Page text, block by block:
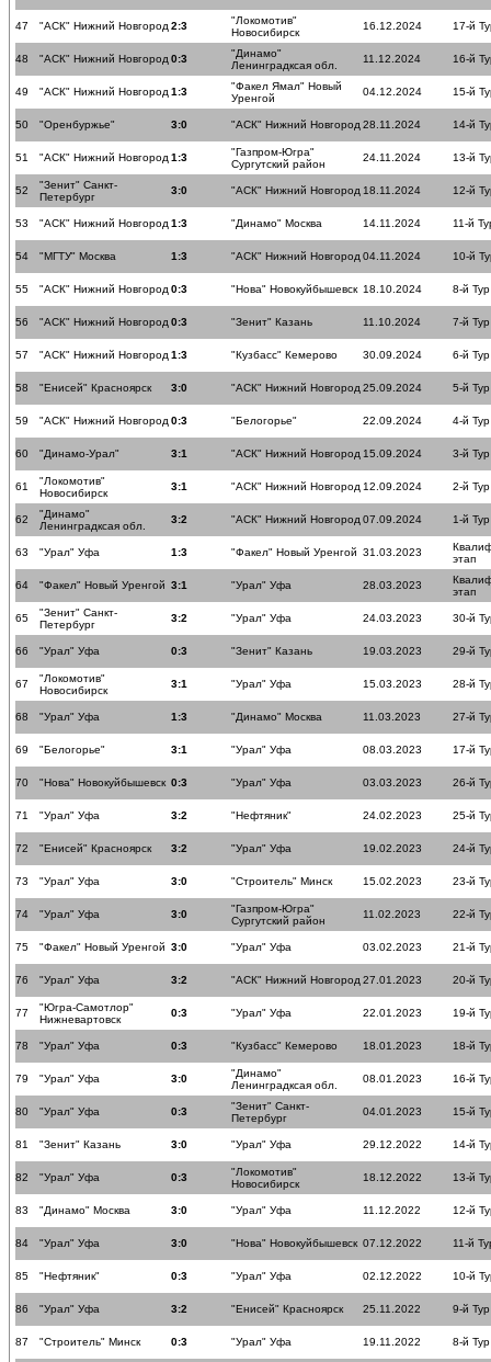
47 "АСК" Нижний Новгород 2:3
"Локомотив"
Новосибирск
16.12.2024 17-й
48 "АСК" Нижний Новгород 0:3
"Динамо"
Ленинградксая обл.
11.12.2024 16-й
49 "АСК" Нижний Новгород 1:3
"Факел Ямал" Новый
Уренгой
04.12.2024 15-й
50 "Оренбуржье" 3:0 "АСК" Нижний Новгород 28.11.2024 14-й
51 "АСК" Нижний Новгород 1:3
"Газпром-Югра"
Сургутский район
24.11.2024 13-й
52
"Зенит" Санкт-
Петербург
3:0 "АСК" Нижний Новгород 18.11.2024 12-й
53 "АСК" Нижний Новгород 1:3 "Динамо" Москва 14.11.2024 11-й
54 "МГТУ" Москва 1:3 "АСК" Нижний Новгород 04.11.2024 10-й
55 "АСК" Нижний Новгород 0:3 "Нова" Новокуйбышевск 18.10.2024 8-й Тур
56 "АСК" Нижний Новгород 0:3 "Зенит" Казань 11.10.2024 7-й Тур
57 "АСК" Нижний Новгород 1:3 "Кузбасс" Кемерово 30.09.2024 6-й Тур
58 "Енисей" Красноярск 3:0 "АСК" Нижний Новгород 25.09.2024 5-й Тур
59 "АСК" Нижний Новгород 0:3 "Белогорье" 22.09.2024 4-й Тур
60 "Динамо-Урал" 3:1 "АСК" Нижний Новгород 15.09.2024 3-й Тур
61
"Локомотив"
Новосибирск
3:1 "АСК" Нижний Новгород 12.09.2024 2-й Тур
62
"Динамо"
Ленинградксая обл.
3:2 "АСК" Нижний Новгород 07.09.2024 1-й Тур
63 "Урал" Уфа 1:3 "Факел" Новый Уренгой 31.03.2023
этап
64 "Факел" Новый Уренгой 3:1 "Урал" Уфа 28.03.2023
этап
65
"Зенит" Санкт-
Петербург
3:2 "Урал" Уфа 24.03.2023 30-й
66 "Урал" Уфа 0:3 "Зенит" Казань 19.03.2023 29-й
67
"Локомотив"
Новосибирск
3:1 "Урал" Уфа 15.03.2023 28-й
68 "Урал" Уфа 1:3 "Динамо" Москва 11.03.2023 27-й
69 "Белогорье" 3:1 "Урал" Уфа 08.03.2023 17-й
70 "Нова" Новокуйбышевск 0:3 "Урал" Уфа 03.03.2023 26-й
71 "Урал" Уфа 3:2 "Нефтяник" 24.02.2023 25-й
72 "Енисей" Красноярск 3:2 "Урал" Уфа 19.02.2023 24-й
73 "Урал" Уфа 3:0 "Строитель" Минск 15.02.2023 23-й
74 "Урал" Уфа 3:0
"Газпром-Югра"
Сургутский район
11.02.2023 22-й
75 "Факел" Новый Уренгой 3:0 "Урал" Уфа 03.02.2023 21-й
76 "Урал" Уфа 3:2 "АСК" Нижний Новгород 27.01.2023 20-й
77
"Югра-Самотлор"
Нижневартовск
0:3 "Урал" Уфа 22.01.2023 19-й
78 "Урал" Уфа 0:3 "Кузбасс" Кемерово 18.01.2023 18-й
79 "Урал" Уфа 3:0
"Динамо"
Ленинградксая обл.
08.01.2023 16-й
80 "Урал" Уфа 0:3
"Зенит" Санкт-
Петербург
04.01.2023 15-й
81 "Зенит" Казань 3:0 "Урал" Уфа 29.12.2022 14-й
82 "Урал" Уфа 0:3
"Локомотив"
Новосибирск
18.12.2022 13-й
83 "Динамо" Москва 3:0 "Урал" Уфа 11.12.2022 12-й
84 "Урал" Уфа 3:0 "Нова" Новокуйбышевск 07.12.2022 11-й
85 "Нефтяник" 0:3 "Урал" Уфа 02.12.2022 10-й
86 "Урал" Уфа 3:2 "Енисей" Красноярск 25.11.2022 9-й Тур
87 "Строитель" Минск 0:3 "Урал" Уфа 19.11.2022 8-й Тур